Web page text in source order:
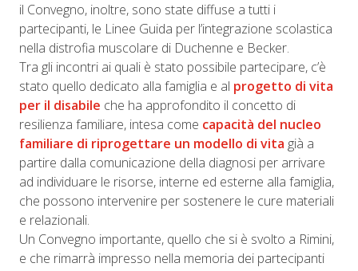
il Convegno, inoltre, sono state diffuse a tutti i
partecipanti, le Linee Guida per l’integrazione scolastica
nella distrofia muscolare di Duchenne e Becker.
Tra gli incontri ai quali è stato possibile partecipare, c’è
stato quello dedicato alla famiglia e al progetto di vita
per il disabile che ha approfondito il concetto di
resilienza familiare, intesa come capacità del nucleo
familiare di riprogettare un modello di vita già a
partire dalla comunicazione della diagnosi per arrivare
ad individuare le risorse, interne ed esterne alla famiglia,
che possono intervenire per sostenere le cure materiali
e relazionali.
Un Convegno importante, quello che si è svolto a Rimini,
e che rimarrà impresso nella memoria dei partecipanti